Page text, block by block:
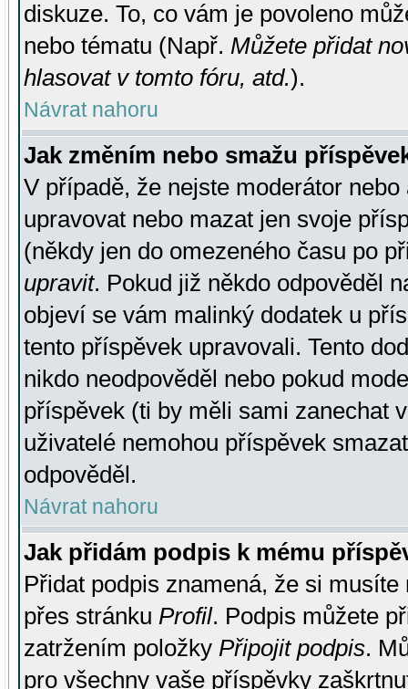
diskuze. To, co vám je povoleno
nebo tématu (Např. Můžete přidat
hlasovat v tomto fóru, atd.).
Návrat nahoru
Jak změním nebo smažu
V případě, že nejste moderátor
upravovat nebo mazat jen svoje
(někdy jen do omezeného času po
upravit. Pokud již někdo odpověděl
objeví se vám malinký dodatek u
tento příspěvek upravovali. Tento
nikdo neodpověděl nebo pokud
příspěvek (ti by měli sami zanechat
uživatelé nemohou příspěvek
odpověděl.
Návrat nahoru
Jak přidám podpis k mému
Přidat podpis znamená, že si
přes stránku Profil. Podpis můžete
zatržením položky Připojit podpis.
pro všechny vaše příspěvky